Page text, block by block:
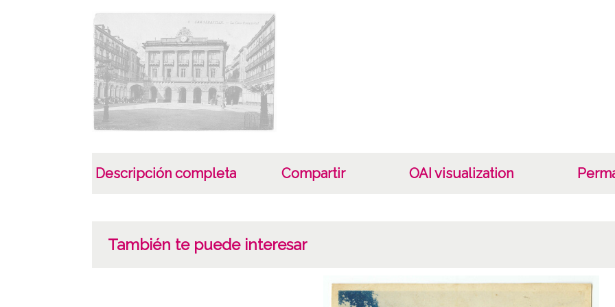
Descripción completa Compartir OAI visualization
También te puede interesar